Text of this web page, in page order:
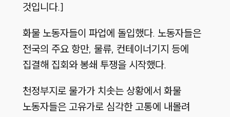
것입니다.]
화물 노동자들이 파업에 돌입했다. 노동자들은
전국의 주요 항만, 물류, 컨테이너기지 등에
집결해 집회와 봉쇄 투쟁을 시작했다.
천정부지로 물가가 치솟는 상황에서 화물
노동자들은 고유가로 심각한 고통에 내몰려